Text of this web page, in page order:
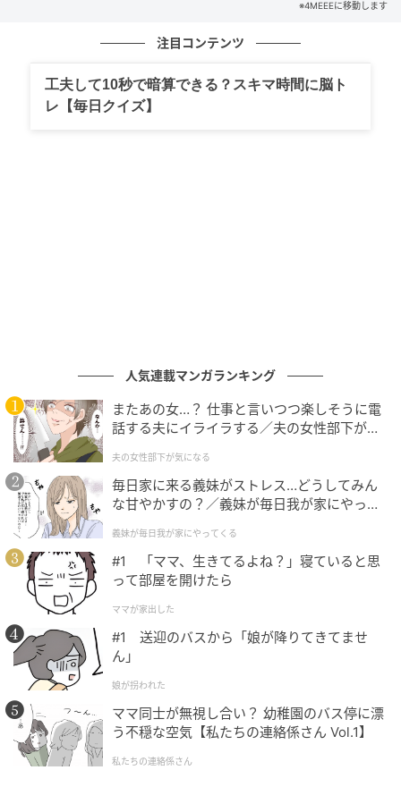
40g入りで、今回は10個入っていました。
保存に便利なチャック付き♪
規格外となってしまったルビーグレープフルーツを、
出典：4meee.com
歯ごたえのあるグミですが、中はトロッとやわらかい
食感です♪
程よい爽やかな酸味とやさしい甘みが広がって、贅沢
な味わい……。
お店で見つけたら、食べてみてくださいね♡
◆静岡県産 ルビーグレープフルーツグミ
定価：108円(税込)
※4MEEEに移動します
注目コンテンツ
工夫して10秒で暗算できる？スキマ時間に脳ト
レ【毎日クイズ】
人気連載マンガランキング
またあの女…？ 仕事と言いつつ楽しそうに電
話する夫にイライラする／夫の女性部下が気
夫の女性部下が気になる
毎日家に来る義妹がストレス…どうしてみん
な甘やかすの？／義妹が毎日我が家にやって
が】
義妹が毎日我が家にやってくる
#1 「ママ、生きてるよね？」寝ていると思
って部屋を開けたら
ママが家出した
#1 送迎のバスから「娘が降りてきてませ
ん」
娘が拐われた
ママ同士が無視し合い？ 幼稚園のバス停に漂
う不穏な空気【私たちの連絡係さん Vol.1】
私たちの連絡係さん